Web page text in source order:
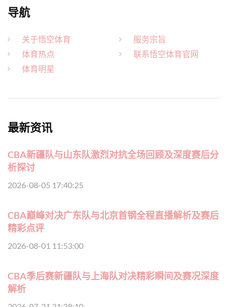
导航
关于悟空体育
体育热点
体育明星
服务宗旨
联系悟空体育官网
最新资讯
CBA新疆队与山东队激烈对抗全场回顾及深度赛后分
析探讨
2026-08-05 17:40:25
CBA巅峰对决广东队与北京首钢全程直播解析及赛后
精彩点评
2026-08-01 11:53:00
CBA季后赛新疆队与上海队对决精彩瞬间及赛况深度
解析